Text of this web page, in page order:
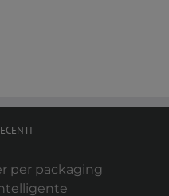
per packaging